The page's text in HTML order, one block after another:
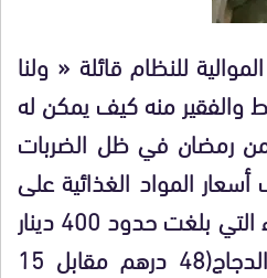
للنظام قائلة « ولنا
والفقير منه كيف يمكن له
من رمضان في ظل الضربات
أسعار المواد الغذائية على
غرار أسعار اللحوم البيضاء التي بلغت حدود 400 دينار
للكيلوغرام الواحد من الدجاج(48 درهم مقابل 15